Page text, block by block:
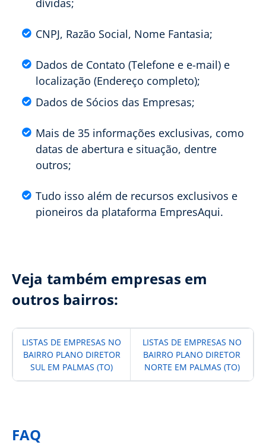
dívidas;
CNPJ, Razão Social, Nome Fantasia;
Dados de Contato (Telefone e e-mail) e
localização (Endereço completo);
Dados de Sócios das Empresas;
Mais de 35 informações exclusivas, como
datas de abertura e situação, dentre
outros;
Tudo isso além de recursos exclusivos e
pioneiros da plataforma EmpresAqui.
Veja também empresas em
outros bairros:
LISTAS DE EMPRESAS NO
BAIRRO PLANO DIRETOR
SUL EM PALMAS (TO)
LISTAS DE EMPRESAS NO
BAIRRO PLANO DIRETOR
NORTE EM PALMAS (TO)
FAQ